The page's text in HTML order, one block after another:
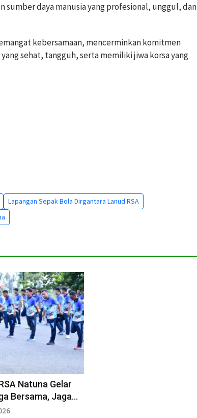
sumber daya manusia yang profesional, unggul, dan
kebersamaan, mencerminkan komitmen
sehat, tangguh, serta memiliki jiwa korsa yang
Lapangan Sepak Bola Dirgantara Lanud RSA
Natuna Gelar
Bersama, Jaga